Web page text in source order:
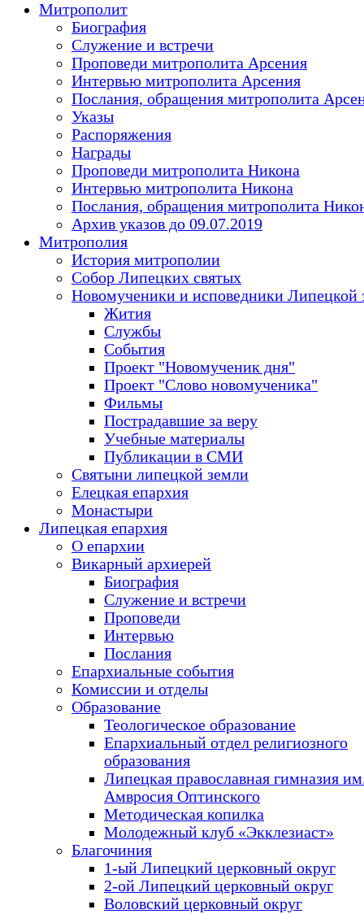
Митрополит
Биография
Служение и встречи
Проповеди митрополита Арсения
Интервью митрополита Арсения
Послания, обращения митрополита
Указы
Распоряжения
Награды
Проповеди митрополита Никона
Интервью митрополита Никона
Послания, обращения митрополита
Архив указов до 09.07.2019
Митрополия
История митрополии
Собор Липецких святых
Новомученики и исповедники Липецкой
Жития
Службы
События
Проект "Новомученик дня"
Проект "Слово новомученика"
Фильмы
Пострадавшие за веру
Учебные материалы
Публикации в СМИ
Святыни липецкой земли
Елецкая епархия
Монастыри
Липецкая епархия
О епархии
Викарный архиерей
Биография
Служение и встречи
Проповеди
Интервью
Послания
Епархиальные события
Комиссии и отделы
Образование
Теологическое образование
Епархиальный отдел религиозного
образования
Липецкая православная гимназия
Амвросия Оптинского
Методическая копилка
Молодежный клуб «Экклезиаст»
Благочиния
1-ый Липецкий церковный округ
2-ой Липецкий церковный округ
Воловский церковный округ